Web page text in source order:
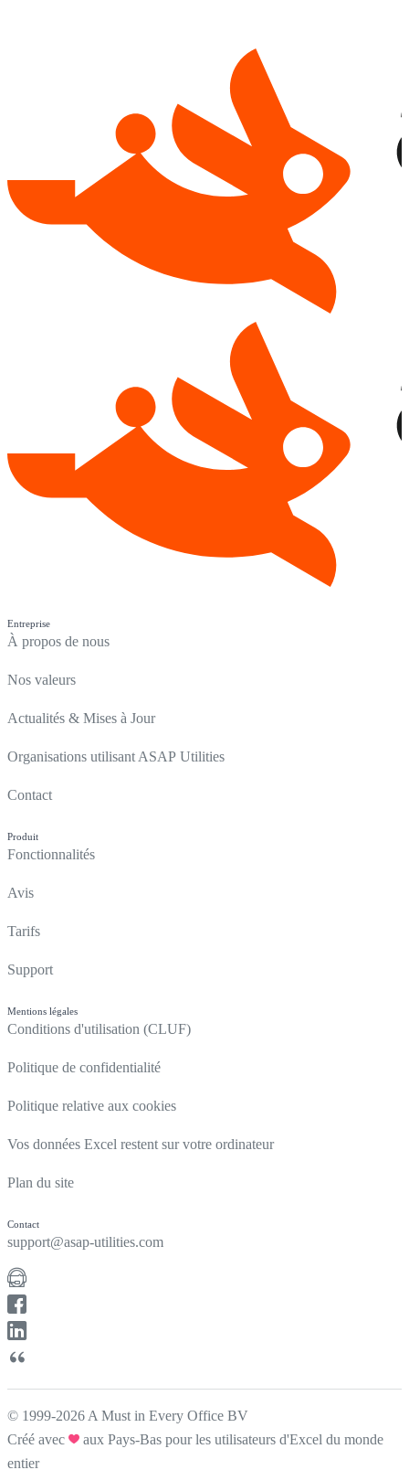
Entreprise
À propos de nous
Nos valeurs
Actualités & Mises à Jour
Organisations utilisant ASAP Utilities
Contact
Produit
Fonctionnalités
Avis
Tarifs
Support
Mentions légales
Conditions d'utilisation (CLUF)
Politique de confidentialité
Politique relative aux cookies
Vos données Excel restent sur votre ordinateur
Plan du site
Contact
support@asap-utilities.com
© 1999-2026 A Must in Every Office BV
Créé avec
aux Pays-Bas pour les utilisateurs d'Excel du monde
entier